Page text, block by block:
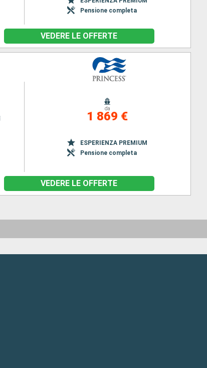
Pensione completa
VEDERE LE OFFERTE
da
1 869 €
ESPERIENZA PREMIUM
Pensione completa
VEDERE LE OFFERTE